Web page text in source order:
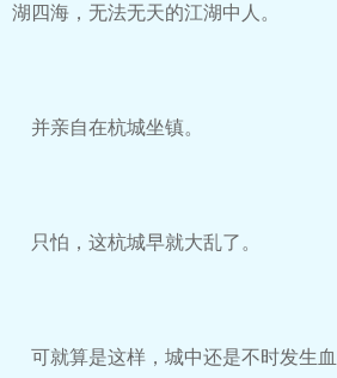
湖四海，无法无天的江湖中人。
并亲自在杭城坐镇。
只怕，这杭城早就大乱了。
可就算是这样，城中还是不时发生